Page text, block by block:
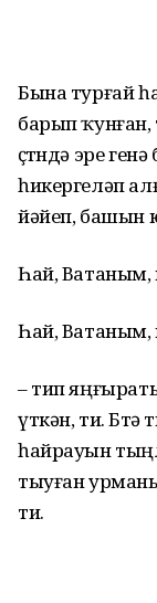
Бына турғай
барып ҡунған,
өҫтөндә эре
һикергеләп
йәйеп, башын
Һай, Ватаным,
Һай, Ватаным,
– тип
үткән, ти.
һайрауын
тыуған
ти.